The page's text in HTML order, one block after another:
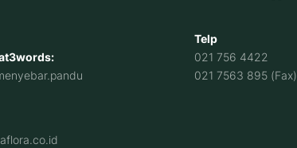
Telp
021 756 4422
021 7563 895 (Fax)